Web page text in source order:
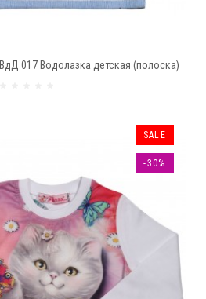
ВдД 017 Водолазка детская (полоска)
SALE
-30%